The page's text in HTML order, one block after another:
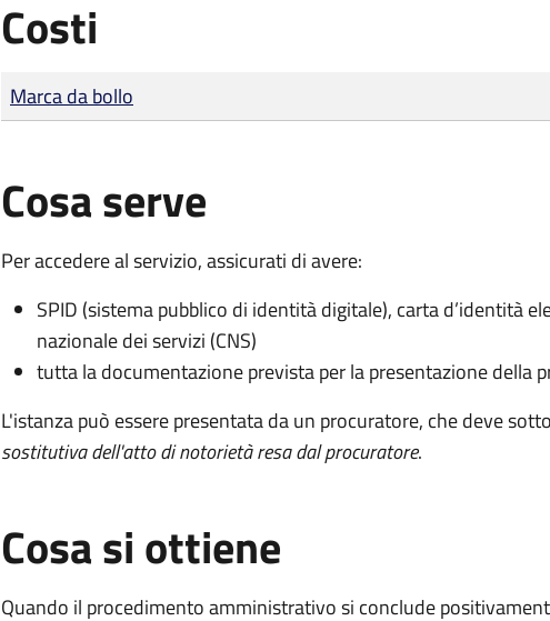
Costi
Tipo di pagamento
Importo
Marca da bollo
Cosa serve
Per accedere al servizio, assicurati di avere:
SPID (sistema pubblico di identità digitale), carta d’identità
nazionale dei servizi (CNS)
tutta la documentazione prevista per la presentazione della
L'istanza può essere presentata da un procuratore, che deve
sostitutiva dell'atto di notorietà resa dal procuratore.
Cosa si ottiene
Quando il procedimento amministrativo si conclude